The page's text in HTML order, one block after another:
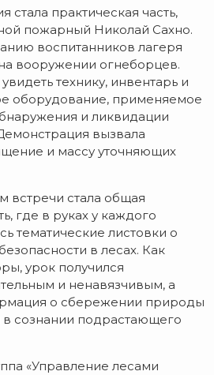
стала практическая часть,
пожарный Николай Сахно.
воспитанников лагеря
вооружении огнеборцев.
технику, инвентарь и
оборудование, применяемое
и ликвидации
вызвала
и массу уточняющих
встречи стала общая
где в руках у каждого
тематические листовки о
в лесах. Как
урок получился
и ненавязчивым, а
о сбережении природы
сознании подрастающего
«Управление лесами